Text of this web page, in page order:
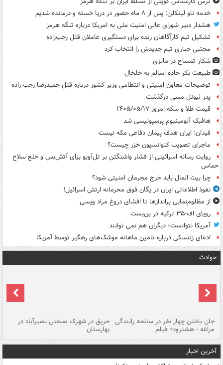
خدمه ناو لینکلن: پس از ۸ ماه حضور در دریا خسته و درمانده‌ شدیم
هشدار دبیر شورای عالی امنیت ملی به امریکا درباره تنگه هرمز
تشکیل تیم کارآگاهان زبده برای دستگیری عاملان قتل رجب‌زاده
مجتبی جباری تیم جدیدش را انتخاب کرد
شکار تمساح در مالزی
طبیعت بکر جاده اسالم به خلخال
توضیحات معاون امنیتی و انتظامی وزیر کشور درباره قتل حمیدرضا رجب زاده
پدر لیونل مسی درگذشت
قیمت طلا و سکه امروز ۱۴۰۵/۰۵/۱۷
هافبک آلومینیوم پرسپولیسی شد
فیدان: ایران هدف پیمان دفاعی مکه نیست
ماجرای تصویب کنوانسیون خزر چیست؟
روایت رسانه اسرائیلی از فشار واشنگتن بر تل‌آویو برای آتش‌بس و خلع سلاح
حماس
چرا بیت المال باید خرج مجرمان امنیتی شود؟
نفوذ اطلاعاتی ایران در یگان فوق محرمانه ارتش اسرائیل!
از مظلوم‌نمایی براندازها تا افشای دروغ مراد ویسی
رویای اف-۳۵ ترکیه در بن‌بست
آمریکا نتوانست؛ دیگران هم نمی توانند
ادعای زلنسکی درباره تامین ماهانه موشک‌های رهگیر توسط آمریکا
حوادث
جان باختن چهار نفر در سانحه رانندگی
مراغه - هشترود+ فیلم
حریق در شهرک صنعتی نصیرآباد در
بهارستان
آخرین اخبار